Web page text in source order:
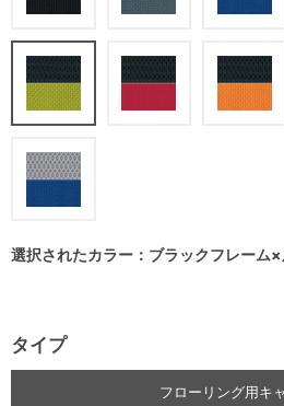
選択されたカラー：ブラックフレーム
タイプ
フローリング用キ